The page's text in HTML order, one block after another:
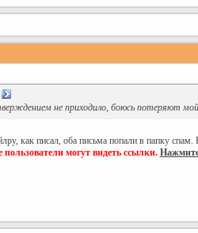
не приходило, боюсь потеряют
как писал, оба письма попали в папку
могут видеть ссылки. Нажмите